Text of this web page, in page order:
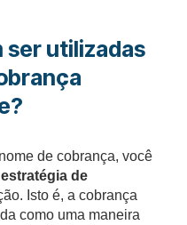
ser utilizadas
de cobrança, você
estratégia de
Isto é, a cobrança
como uma maneira